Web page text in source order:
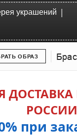
украшений |
ОБРАЗ
при